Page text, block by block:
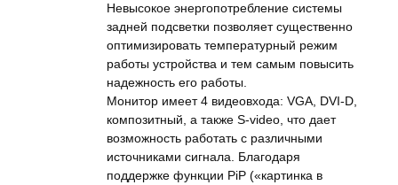
Невысокое энергопотребление системы
задней подсветки позволяет существенно
оптимизировать температурный режим
работы устройства и тем самым повысить
надежность его работы.
Монитор имеет 4 видеовхода: VGA, DVI-D,
композитный, а также S-video, что дает
возможность работать с различными
источниками сигнала. Благодаря
поддержке функции PiP («картинка в